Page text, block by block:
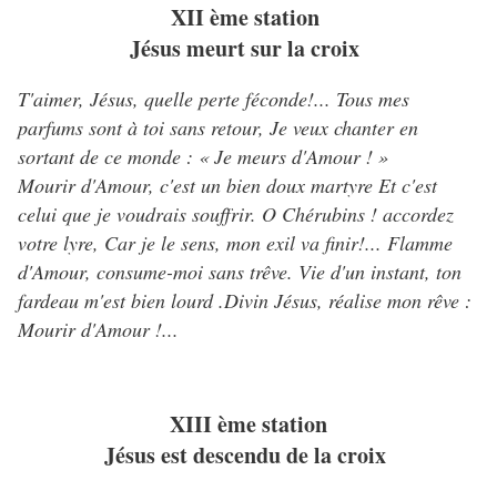
XII ème station
Jésus meurt sur la croix
T'aimer, Jésus, quelle perte féconde!... Tous mes
parfums sont à toi sans retour, Je veux chanter en
sortant de ce monde : « Je meurs d'Amour ! »
Mourir d'Amour, c'est un bien doux martyre Et c'est
celui que je voudrais souffrir. O Chérubins ! accordez
votre lyre, Car je le sens, mon exil va finir!... Flamme
d'Amour, consume-moi sans trêve. Vie d'un instant, ton
fardeau m'est bien lourd .Divin Jésus, réalise mon rêve :
Mourir d'Amour !...
XIII ème station
Jésus est descendu de la croix